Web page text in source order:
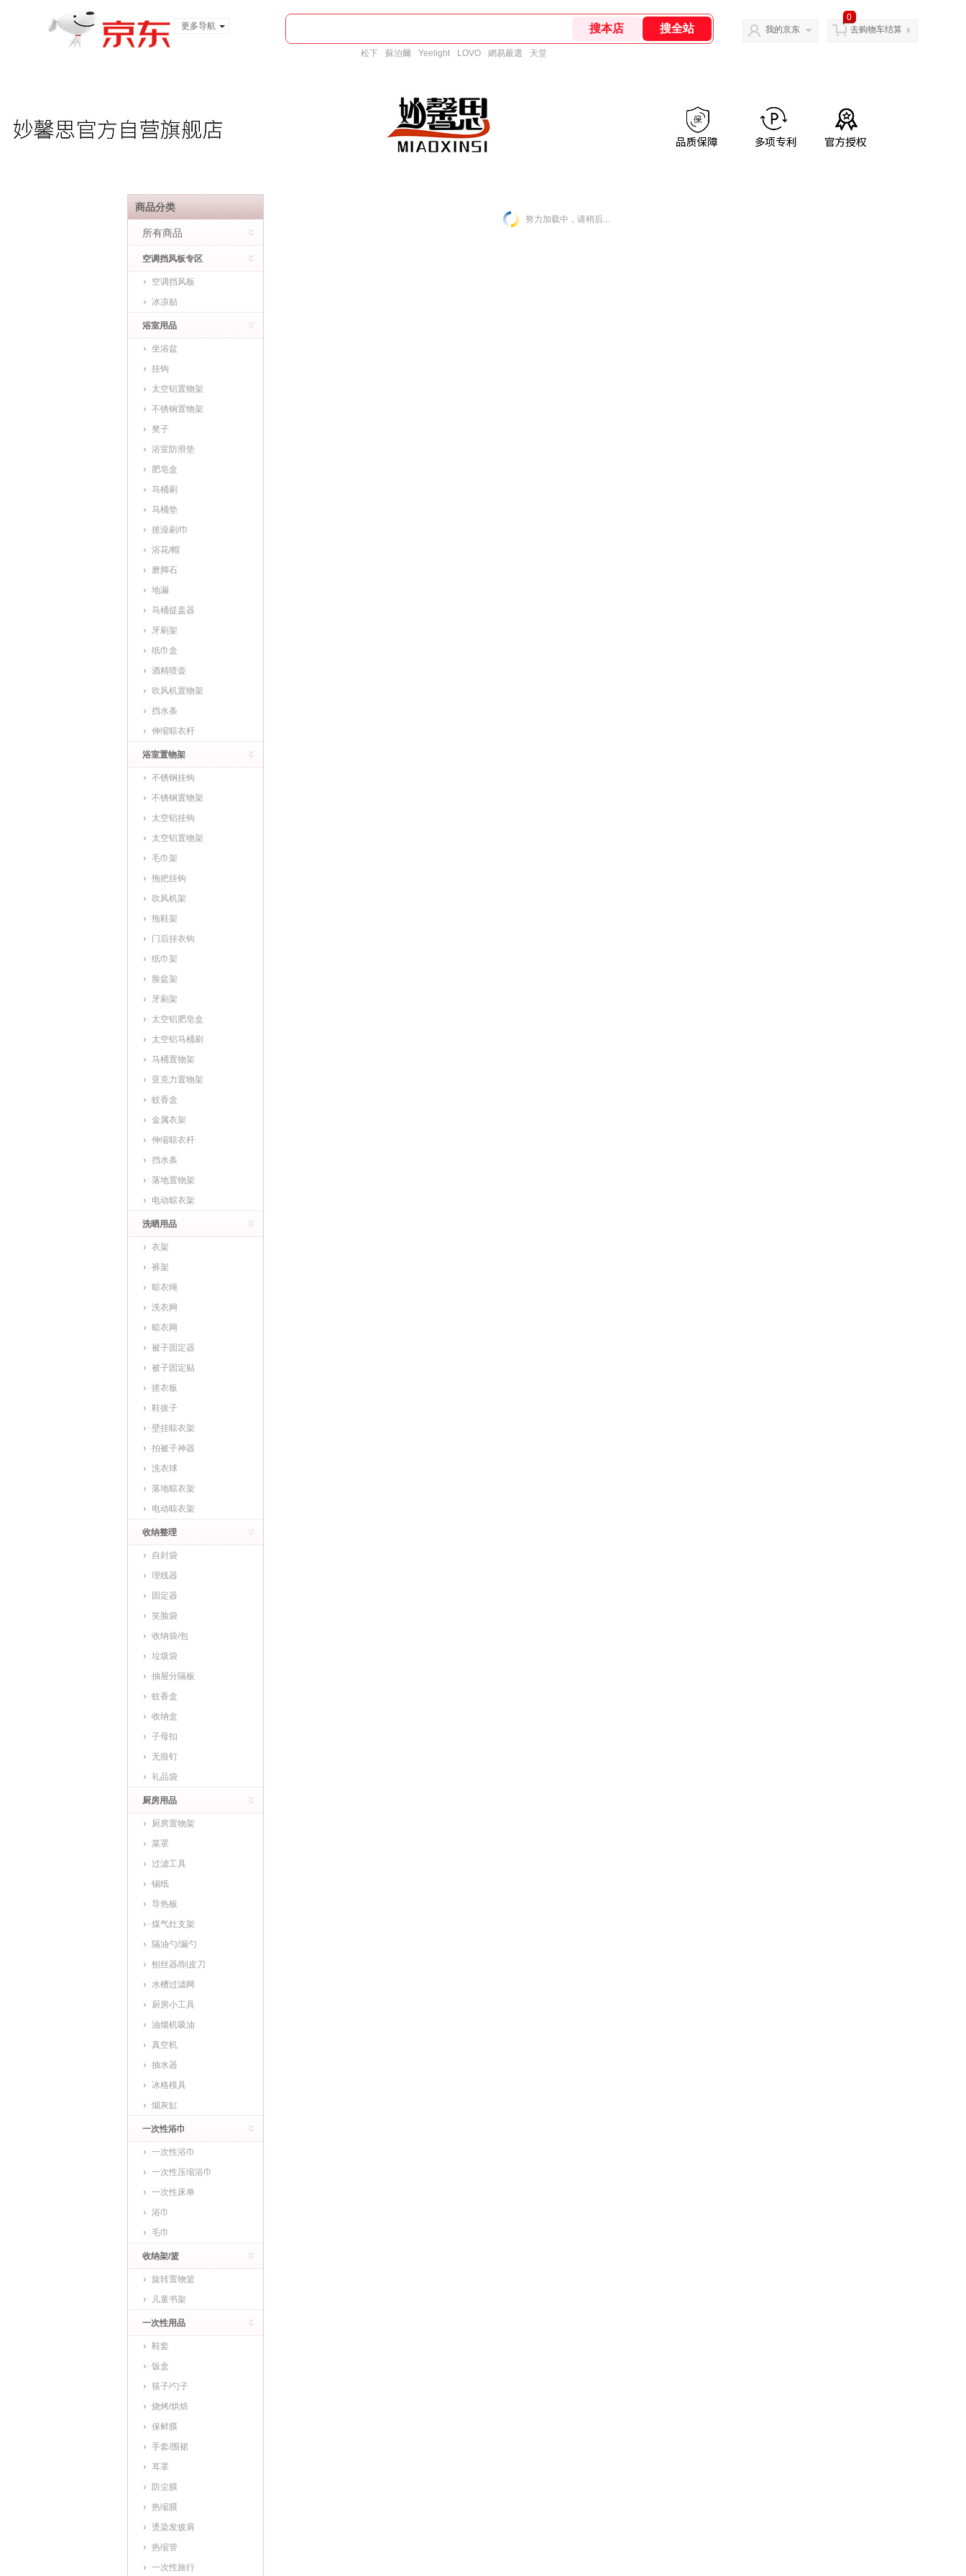
更多导航
松下 蘇泊爾 Yeelight LOVO 網易嚴選 天堂
我的京东
0
去购物车结算
商品分类
所有商品
空调挡风板专区
空调挡风板
冰凉贴
浴室用品
坐浴盆
挂钩
太空铝置物架
不锈钢置物架
凳子
浴室防滑垫
肥皂盒
马桶刷
马桶垫
搓澡刷/巾
浴花/帽
磨脚石
地漏
马桶提盖器
牙刷架
纸巾盒
酒精喷壶
吹风机置物架
挡水条
伸缩晾衣杆
浴室置物架
不锈钢挂钩
不锈钢置物架
太空铝挂钩
太空铝置物架
毛巾架
拖把挂钩
吹风机架
拖鞋架
门后挂衣钩
纸巾架
脸盆架
牙刷架
太空铝肥皂盒
太空铝马桶刷
马桶置物架
亚克力置物架
蚊香盒
金属衣架
伸缩晾衣杆
挡水条
落地置物架
电动晾衣架
洗晒用品
衣架
裤架
晾衣绳
洗衣网
晾衣网
被子固定器
被子固定贴
搓衣板
鞋拔子
壁挂晾衣架
拍被子神器
洗衣球
落地晾衣架
电动晾衣架
收纳整理
自封袋
理线器
固定器
笑脸袋
收纳袋/包
垃圾袋
抽屉分隔板
蚊香盒
收纳盒
子母扣
无痕钉
礼品袋
厨房用品
厨房置物架
菜罩
过滤工具
锡纸
导热板
煤气灶支架
隔油勺/漏勺
刨丝器/削皮刀
水槽过滤网
厨房小工具
油烟机吸油
真空机
抽水器
冰格模具
烟灰缸
一次性浴巾
一次性浴巾
一次性压缩浴巾
一次性床单
浴巾
毛巾
收纳架/篮
旋转置物篮
儿童书架
一次性用品
鞋套
饭盒
筷子/勺子
烧烤/烘焙
保鲜膜
手套/围裙
耳罩
防尘膜
热缩膜
烫染发披肩
热缩管
一次性旅行
努力加载中，请稍后...